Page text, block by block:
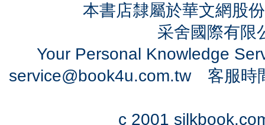
本書店隸屬於華文網股
采舍國際有
Your Personal Knowledge
service@book4u.com.tw客服時
c 2001